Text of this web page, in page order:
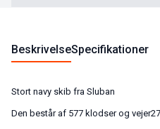
BeskrivelseSpecifikationer
Stort navy skib fra Sluban
Den består af 577 klodser og